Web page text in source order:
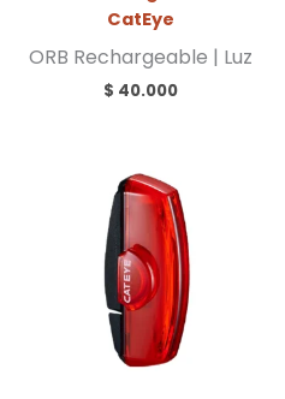
CatEye
ORB Rechargeable | Luz
$ 40.000